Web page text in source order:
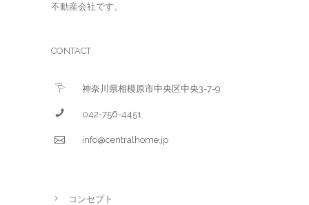
不動産会社です。
CONTACT
神奈川県相模原市中央区中央3-7-9
042-756-4451
info@centralhome.jp
コンセプト